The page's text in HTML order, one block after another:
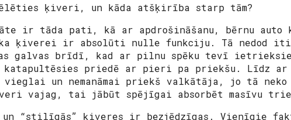
ķiveri, un kāda atšķirība starp tām?
ir tāda pati, kā ar apdrošināšanu, bērnu auto
ķiverei ir absolūti nulle funkciju. Tā nedod
galvas brīdī, kad ar pilnu spēku tevī
katapultēsies priedē ar pieri pa priekšu. Līdz
un nemanāmai priekš valkātāja, jo tā
vajag, tai jābūt spējīgai absorbēt masīvu
un “stilīgās” ķiveres ir bezjēdzīgas. Vienīgie